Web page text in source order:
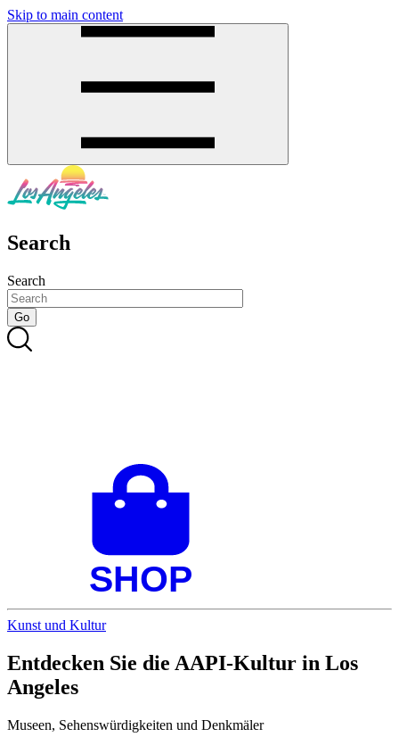
Skip to main content
Search
Search
Kunst und Kultur
Entdecken Sie die AAPI-Kultur in Los
Angeles
Museen, Sehenswürdigkeiten und Denkmäler